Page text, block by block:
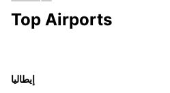
Top Airports
إيطاليا